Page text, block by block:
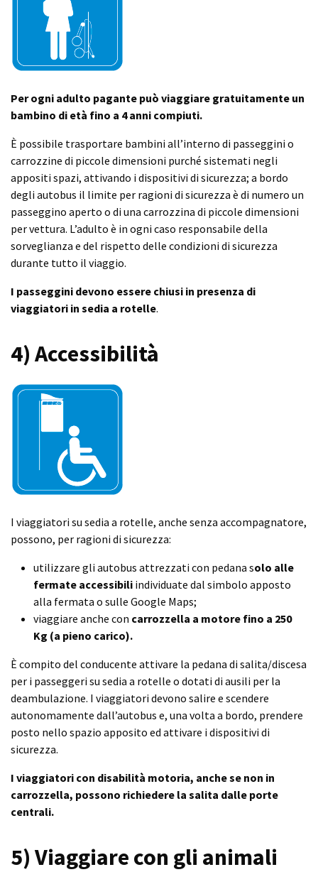
Per ogni adulto pagante può viaggiare gratuitamente un
bambino di età fino a 4 anni compiuti.
È possibile trasportare bambini all’interno di passeggini o
carrozzine di piccole dimensioni purché sistemati negli
appositi spazi, attivando i dispositivi di sicurezza; a bordo
degli autobus il limite per ragioni di sicurezza è di numero un
passeggino aperto o di una carrozzina di piccole dimensioni
per vettura. L’adulto è in ogni caso responsabile della
sorveglianza e del rispetto delle condizioni di sicurezza
durante tutto il viaggio.
I passeggini devono essere chiusi in presenza di
viaggiatori in sedia a rotelle.
4) Accessibilità
I viaggiatori su sedia a rotelle, anche senza accompagnatore,
possono, per ragioni di sicurezza:
utilizzare gli autobus attrezzati con pedana solo alle
fermate accessibili individuate dal simbolo apposto
alla fermata o sulle Google Maps;
viaggiare anche con carrozzella a motore fino a 250
Kg (a pieno carico).
È compito del conducente attivare la pedana di salita/discesa
per i passeggeri su sedia a rotelle o dotati di ausili per la
deambulazione. I viaggiatori devono salire e scendere
autonomamente dall’autobus e, una volta a bordo, prendere
posto nello spazio apposito ed attivare i dispositivi di
sicurezza.
I viaggiatori con disabilità motoria, anche se non in
carrozzella, possono richiedere la salita dalle porte
centrali.
5) Viaggiare con gli animali